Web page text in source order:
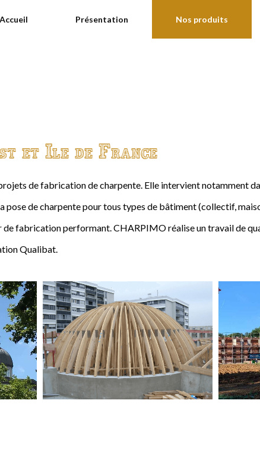
Accueil Présentation Nos produits
et Ile de France
de fabrication de charpente. Elle intervient notamment
pose de charpente pour tous types de bâtiment (collectif,
fabrication performant. CHARPIMO réalise un travail de
Qualibat.